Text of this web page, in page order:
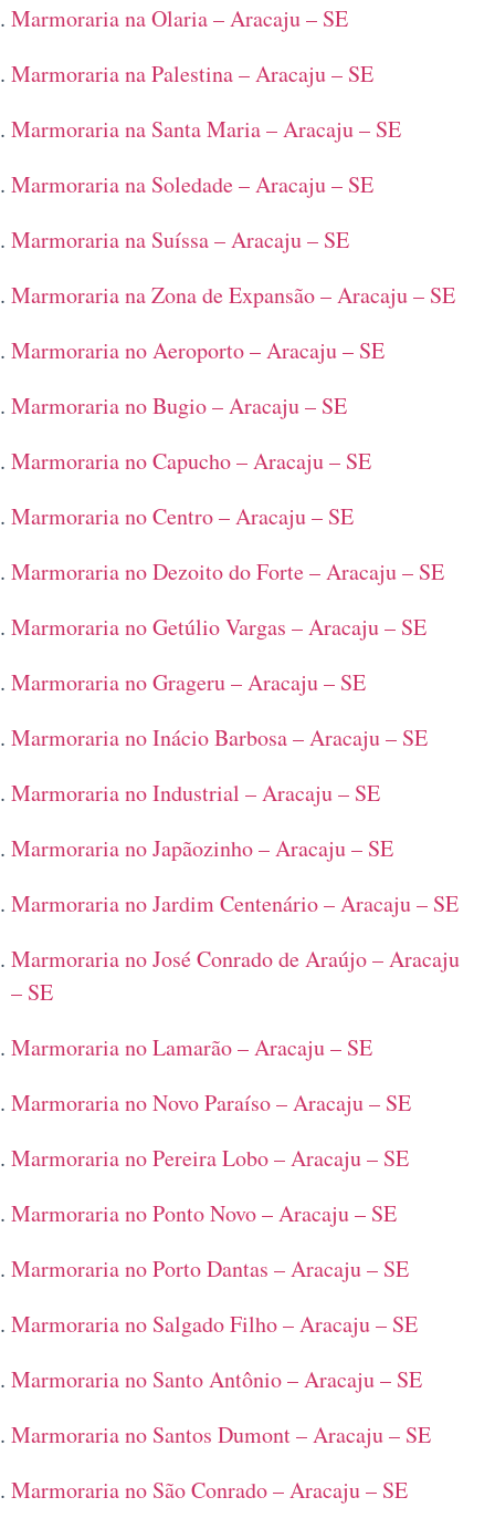
Marmoraria na Olaria – Aracaju – SE
Marmoraria na Palestina – Aracaju – SE
Marmoraria na Santa Maria – Aracaju – SE
Marmoraria na Soledade – Aracaju – SE
Marmoraria na Suíssa – Aracaju – SE
Marmoraria na Zona de Expansão – Aracaju – SE
Marmoraria no Aeroporto – Aracaju – SE
Marmoraria no Bugio – Aracaju – SE
Marmoraria no Capucho – Aracaju – SE
Marmoraria no Centro – Aracaju – SE
Marmoraria no Dezoito do Forte – Aracaju – SE
Marmoraria no Getúlio Vargas – Aracaju – SE
Marmoraria no Grageru – Aracaju – SE
Marmoraria no Inácio Barbosa – Aracaju – SE
Marmoraria no Industrial – Aracaju – SE
Marmoraria no Japãozinho – Aracaju – SE
Marmoraria no Jardim Centenário – Aracaju – SE
Marmoraria no José Conrado de Araújo – Aracaju
– SE
Marmoraria no Lamarão – Aracaju – SE
Marmoraria no Novo Paraíso – Aracaju – SE
Marmoraria no Pereira Lobo – Aracaju – SE
Marmoraria no Ponto Novo – Aracaju – SE
Marmoraria no Porto Dantas – Aracaju – SE
Marmoraria no Salgado Filho – Aracaju – SE
Marmoraria no Santo Antônio – Aracaju – SE
Marmoraria no Santos Dumont – Aracaju – SE
Marmoraria no São Conrado – Aracaju – SE